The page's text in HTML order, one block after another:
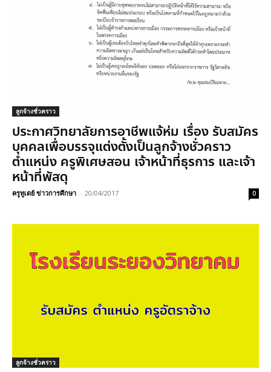
ลูกจ้างชั่วคราว
ประกาศวิทยาลัยการอาชีพแจ้ห่ม เรื่อง รับสมัคร
บุคคลเพื่อบรรจุแต่งตั้งเป็นลูกจ้างชั่วคราว
ตำแหน่ง ครูพิเศษสอน เจ้าหน้าที่ธุรการ และเจ้า
หน้าที่พัสดุ
ครูทูเดย์ ข่าวการศึกษา - 20/04/2017 0
ลูกจ้างชั่วคราว